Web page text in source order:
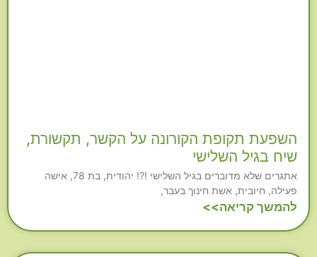
השפעת תקופת הקורונה על הקשר, תקשורת,
שיח בגיל השלישי
אתגרים שלא מדוברים בגיל השלישי !?! יהודית, בת 78, אישה
פעילה, חיובית, אשת חינוך בעבר,
להמשך קריאה>>